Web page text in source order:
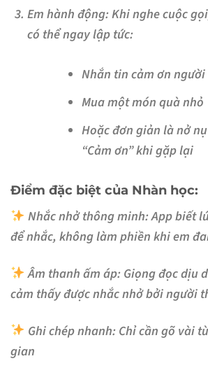
Em hành động: Khi nghe cuộc
có thể ngay lập tức:
Nhắn tin cảm ơn
Mua một món quà nhỏ
Hoặc đơn giản là nở
“Cảm ơn” khi gặp lại
Điểm đặc biệt của Nhàn học:
Nhắc nhở thông minh: App biết
để nhắc, không làm phiền khi em
Âm thanh ấm áp: Giọng đọc dịu
cảm thấy được nhắc nhở bởi người
Ghi chép nhanh: Chỉ cần gõ vài
gian